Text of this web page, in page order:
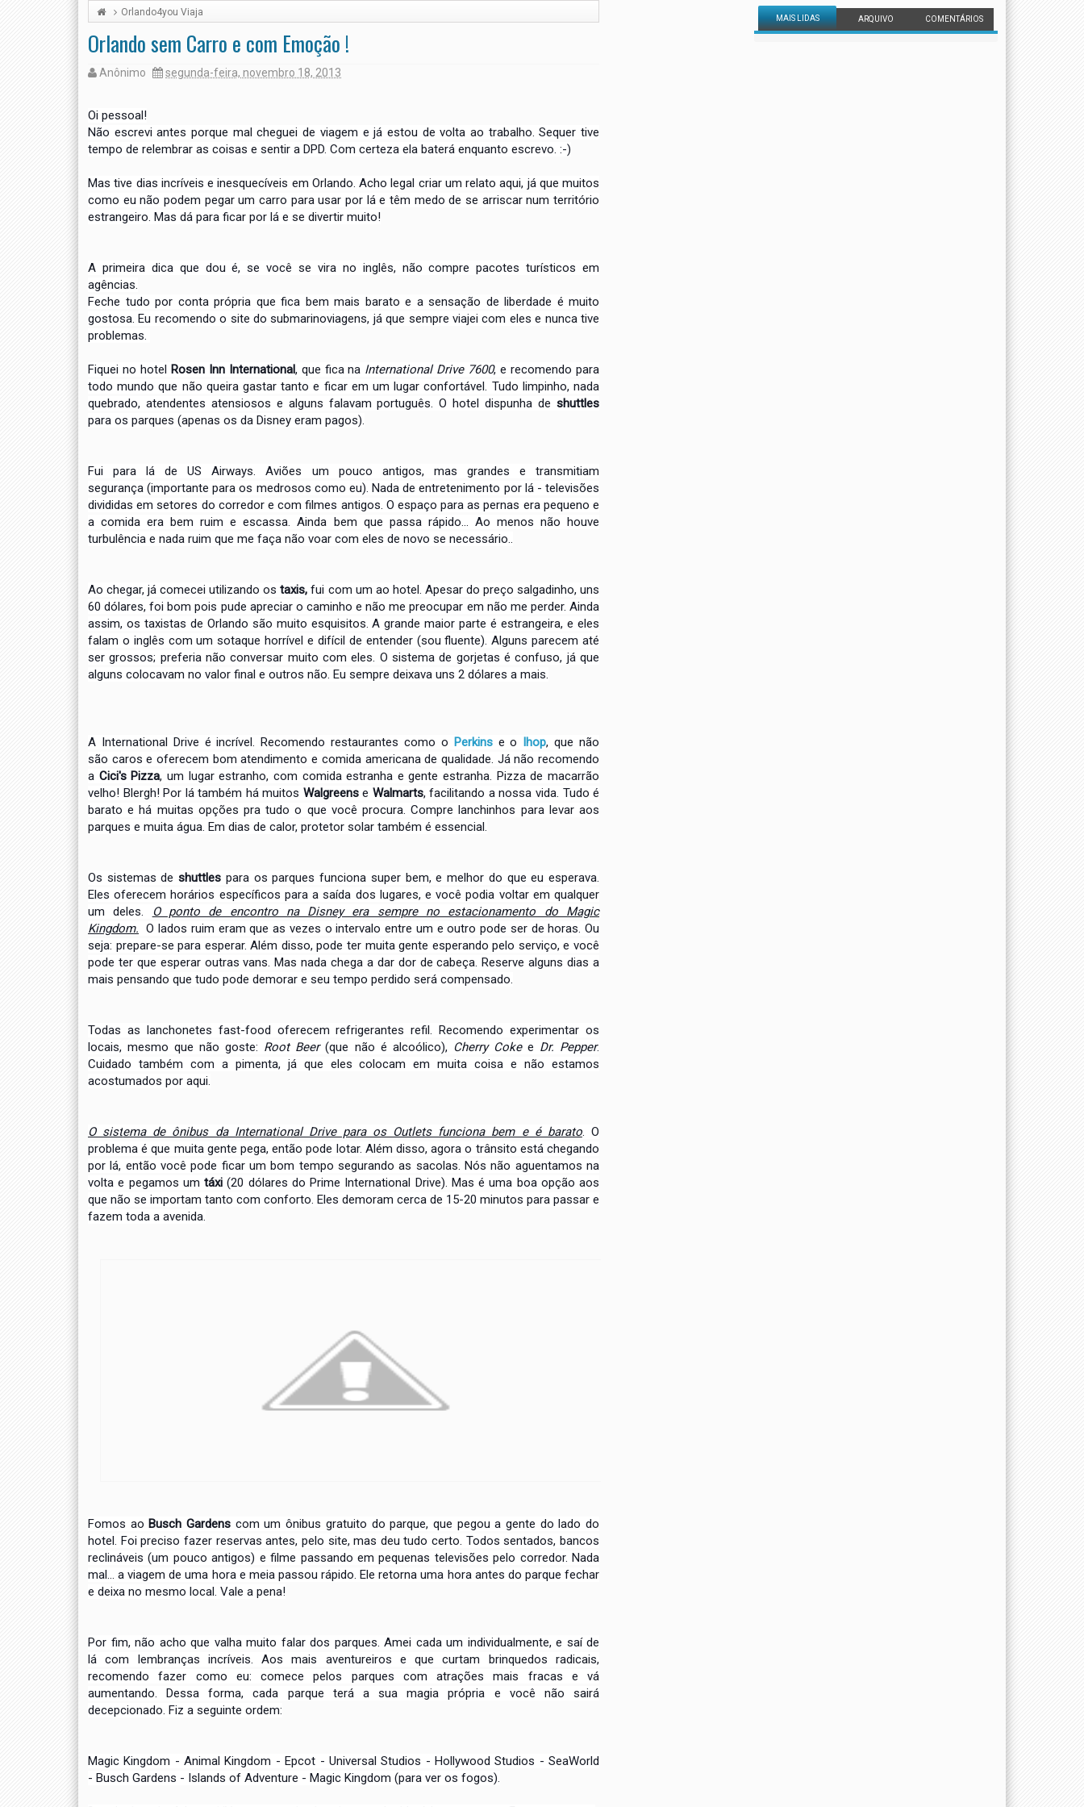
Orlando4you Viaja
Orlando sem Carro e com Emoção !
Anônimo segunda-feira, novembro 18, 2013
Oi pessoal!
Não escrevi antes porque mal cheguei de viagem e já estou de volta ao trabalho. Sequer tive
tempo de relembrar as coisas e sentir a DPD. Com certeza ela baterá enquanto escrevo. :-)
Mas tive dias incríveis e inesquecíveis em Orlando. Acho legal criar um relato aqui, já que muitos
como eu não podem pegar um carro parausar por lá e têm medo de se arriscar num território
estrangeiro. Mas dá para ficar por lá e se divertir muito!
A primeira dica que dou é, se você se vira no inglês, não compre pacotesturísticos em
agências.
Feche tudo por conta própria que fica bem mais barato e a sensação de liberdade é muito
gostosa. Eu recomendo o site do submarinoviagens, já que sempre viajei com eles e nunca tive
problemas.
Fiquei no hotel Rosen Inn International, que fica na International Drive 7600, erecomendo para
todo mundo que não queira gastar tanto e ficar em um lugar confortável. Tudo limpinho, nada
quebrado, atendentes atensiosos e alguns falavam português. O hoteldispunha deshuttles
para os parques (apenas os da Disney eram pagos).
Fui para lá de US Airways. Aviões um pouco antigos, mas grandes e transmitiam
segurança(importante para os medrosos como eu). Nada de entretenimento por lá - televisões
divididasem setores do corredor e com filmes antigos. O espaço para as pernas era pequeno e
a comidaera bem ruim e escassa. Ainda bem que passa rápido... Ao menos não houve
turbulência e nada ruim que me faça não voar com eles de novo se necessário..
Ao chegar, já comecei utilizando ostaxis,fui com um ao hotel. Apesar do preço salgadinho, uns
60 dólares, foi bom pois pude apreciar o caminho e não me preocupar em não me perder. Ainda
assim, os taxistas de Orlando são muito esquisitos. A grande maior parte é estrangeira,e eles
falam o inglês com um sotaque horrível e difícil de entender (sou fluente). Algunsparecem até
ser grossos; preferia não conversar muito com eles. O sistema de gorjetas éconfuso, já que
alguns colocavam no valor final e outros não. Eu sempre deixava uns 2 dólares a mais.
A International Drive é incrível. Recomendo restaurantes como o Perkinse o Ihop, que não
são caros e oferecem bom atendimento e comida americana de qualidade. Já não recomendo
a Cici's Pizza, um lugar estranho, com comida estranha e gente estranha. Pizza de macarrão
velho! Blergh!Por lá também há muitos Walgreense Walmarts, facilitando a nossa vida. Tudo é
barato e há muitas opções pra tudo o que você procura. Compre lanchinhos para levar aos
parques e muita água. Em dias de calor, protetor solar também é essencial.
Os sistemas deshuttles para os parques funciona super bem, e melhor do que eu esperava.
Elesoferecem horários específicos para a saída dos lugares, e você podia voltar em qualquer
um deles.
O ponto de encontro na Disney era sempre no estacionamento do Magic
Kingdom. O lados ruim eram que as vezes o intervalo entre um e outro pode ser de horas. Ou
seja: prepare-separa esperar. Além disso, pode ter muita gente esperando pelo serviço, e você
pode ter que esperar outras vans. Mas nada chega a dar dor de cabeça. Reserve alguns dias a
mais pensando que tudo pode demorar e seu tempo perdido será compensado.
Todas as lanchonetes fast-food oferecem refrigerantes refil. Recomendo experimentar os
locais, mesmoque não goste: Root Beer(que não é alcoólico), Cherry Cokee Dr. Pepper.
Cuidado também com a pimenta, já que eles colocam em muita coisa e não estamos
acostumados por aqui.
O sistema de ônibus da International Drive para os Outlets funciona bem e é barato. O
problemaé que muita gente pega, então pode lotar. Além disso, agora o trânsito está chegando
por lá, então você pode ficar um bom tempo segurando as sacolas. Nós não aguentamos na
volta e pegamos um táxi (20 dólares do Prime International Drive). Mas é uma boa opção aos
que não se importam tanto com conforto. Eles demoram cerca de 15-20 minutos para passar e
fazem toda a avenida.
Fomos aoBusch Gardens com um ônibus gratuito do parque, que pegou a gente do lado do
hotel. Foi preciso fazer reservas antes, pelo site, mas deu tudo certo. Todos sentados, bancos
reclináveis(um pouco antigos) e filme passando em pequenas televisões pelo corredor. Nada
mal... a viagem deuma hora e meia passou rápido. Ele retorna uma hora antes do parque fechar
e deixa no mesmo local. Vale a pena!
Por fim, não acho que valha muito falar dos parques. Amei cada um individualmente, e saí de
lácom lembranças incríveis. Aos mais aventureiros e que curtam brinquedos radicais,
recomendo fazer como eu: comece pelos parques com atrações mais fracas e vá
aumentando. Dessa forma, cada parque terá a sua magia própria e você não sairá
decepcionado. Fiz a seguinte ordem:
Magic Kingdom - Animal Kingdom - Epcot - Universal Studios - Hollywood Studios - SeaWorld
- Busch Gardens - Islands of Adventure - Magic Kingdom (para ver os fogos).
MAIS LIDAS ARQUIVO COMENTÁRIOS